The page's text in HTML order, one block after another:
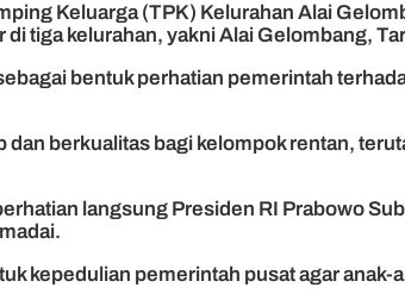
Keluarga (TPK) Kelurahan Alai
tiga kelurahan, yakni Alai Gelombang,
bentuk perhatian pemerintah
berkualitas bagi kelompok rentan,
langsung Presiden RI Prabowo
kepedulian pemerintah pusat agar